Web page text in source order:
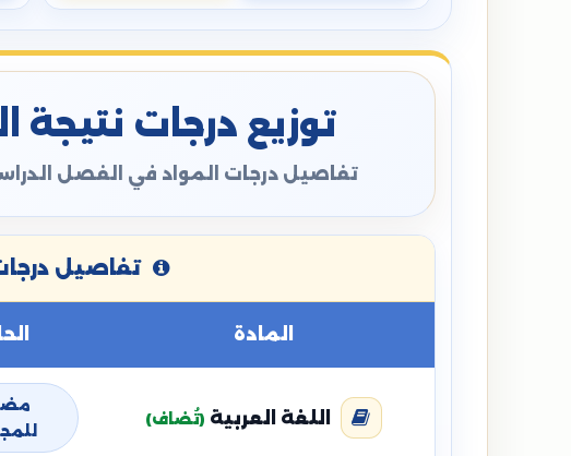
توزيع درجات نتيجة
تفاصيل درجات المواد في الفصل
تفاصيل
المادة
اللغة العربية (تُضاف)